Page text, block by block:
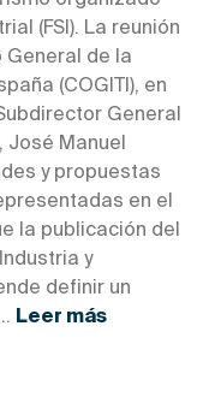
(FSI). La reunión
General de la
(COGITI), en
General
Manuel
y propuestas
en el
la publicación del
y
definir un
Leer más